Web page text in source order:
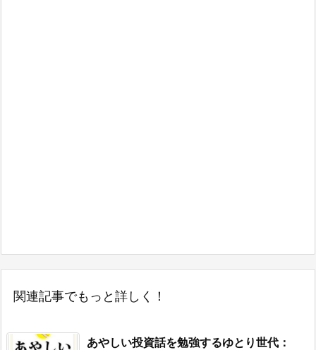
関連記事でもっと詳しく！
あやしい投資話を勉強するゆとり世代：